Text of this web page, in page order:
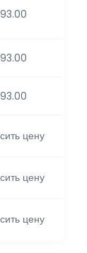
цену
цену
цену